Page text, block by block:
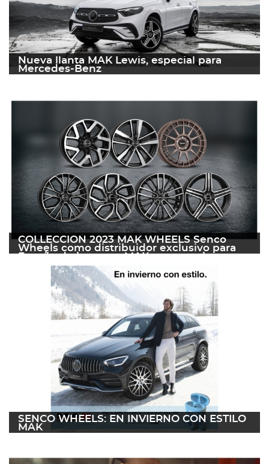
Nueva llanta MAK Lewis, especial para
Mercedes-Benz
COLLECCIÓN 2023 MAK WHEELS Senco
Wheels como distribuidor exclusivo para
España de la marca MAK presenta la nueva
gama de llantas 2023
02 marzo 2023
SENCO WHEELS: EN INVIERNO CON ESTILO
MAK